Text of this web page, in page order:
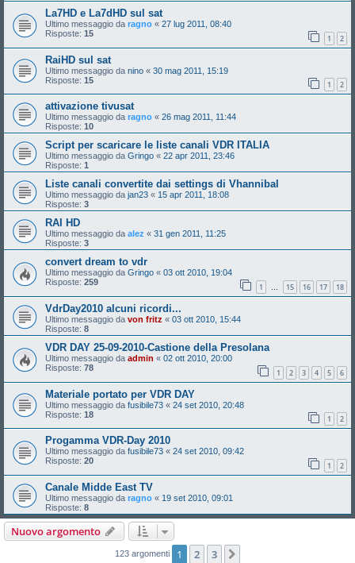
La7HD e La7dHD sul sat
Ultimo messaggio da ragno « 27 lug 2011, 08:40
Risposte: 15 1 2
RaiHD sul sat
Ultimo messaggio da nino « 30 mag 2011, 15:19
Risposte: 15 1 2
attivazione tivusat
Ultimo messaggio da ragno « 26 mag 2011, 11:44
Risposte: 10
Script per scaricare le liste canali VDR ITALIA
Ultimo messaggio da Gringo « 22 apr 2011, 23:46
Risposte: 1
Liste canali convertite dai settings di Vhannibal
Ultimo messaggio da jan23 « 15 apr 2011, 18:08
Risposte: 3
RAI HD
Ultimo messaggio da alez « 31 gen 2011, 11:25
Risposte: 3
convert dream to vdr
Ultimo messaggio da Gringo « 03 ott 2010, 19:04
Risposte: 259 1 … 15 16 17 18
VdrDay2010 alcuni ricordi...
Ultimo messaggio da von fritz « 03 ott 2010, 15:44
Risposte: 8
VDR DAY 25-09-2010-Castione della Presolana
Ultimo messaggio da admin « 02 ott 2010, 20:00
Risposte: 78 1 2 3 4 5 6
Materiale portato per VDR DAY
Ultimo messaggio da fusibile73 « 24 set 2010, 20:48
Risposte: 18 1 2
Progamma VDR-Day 2010
Ultimo messaggio da fusibile73 « 24 set 2010, 09:42
Risposte: 20 1 2
Canale Midde East TV
Ultimo messaggio da ragno « 19 set 2010, 09:01
Risposte: 8
Nuovo argomento
123 argomenti 1 2 3